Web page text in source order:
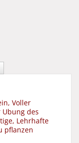
Voller
des
Lehrhafte
pflanzen